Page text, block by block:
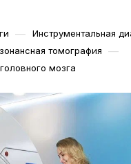
— Инструментальная
томография —
мозга